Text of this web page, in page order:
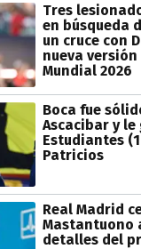
Tres
en búsqueda
un cruce con
nueva
Mundial 2026
Boca fue
Ascacibar y
Estudiantes
Patricios
Real Madrid
Mastantuono
detalles del